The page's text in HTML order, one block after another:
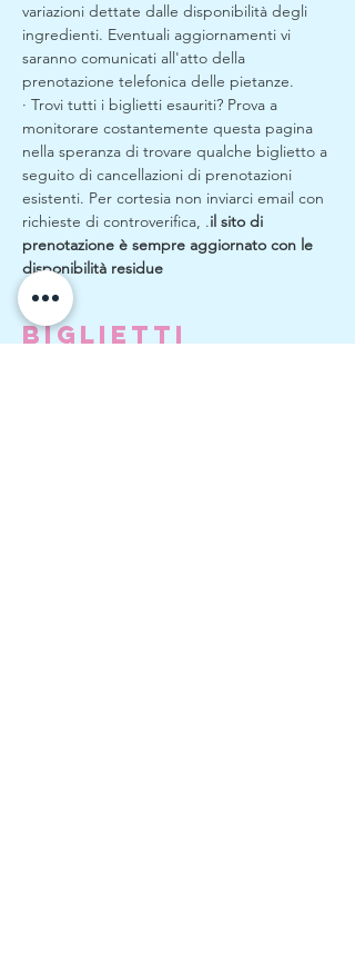
variazioni dettate dalle disponibilità degli
ingredienti. Eventuali aggiornamenti vi
saranno comunicati all'atto della
prenotazione telefonica delle pietanze.
· Trovi tutti i biglietti esauriti? Prova a
monitorare costantemente questa pagina
nella speranza di trovare qualche biglietto a
seguito di cancellazioni di prenotazioni
esistenti. Per cortesia non inviarci email con
richieste di controverifica, .il sito di
prenotazione è sempre aggiornato con le
disponibilità residue
Biglietti